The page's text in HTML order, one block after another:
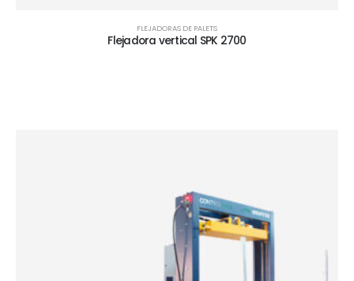
FLEJADORAS DE PALETS
Flejadora vertical SPK 2700